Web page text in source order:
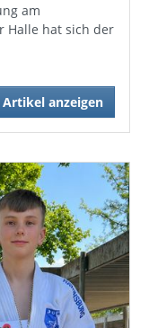
am
Halle hat sich der
Artikel anzeigen